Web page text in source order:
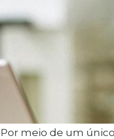
Por meio de um